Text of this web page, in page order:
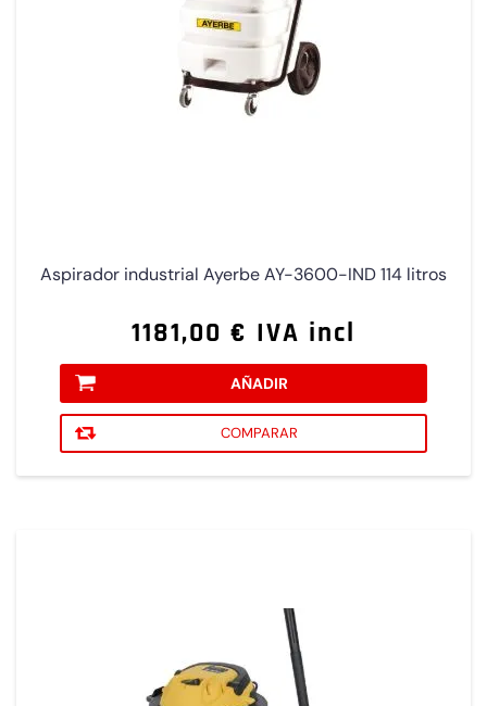
Aspirador industrial Ayerbe AY-3600-IND 114 litros
1181,00 € IVA incl
AÑADIR
COMPARAR